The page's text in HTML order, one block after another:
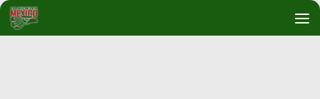
Debajo del contenido